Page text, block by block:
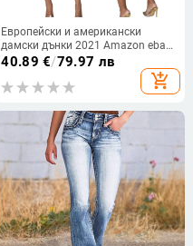
Европейски и американски
дамски дънки 2021 Amazon ebay
Нови неправилни разтегливи
40.89 €/79.97 лв
add_shopping_cart